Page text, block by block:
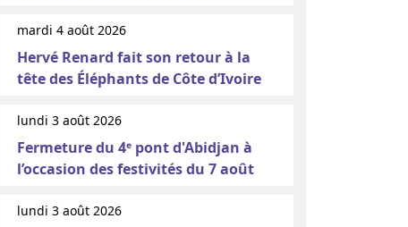
mardi 4 août 2026
Hervé Renard fait son retour à la
tête des Éléphants de Côte d’Ivoire
lundi 3 août 2026
Fermeture du 4ᵉ pont d'Abidjan à
l’occasion des festivités du 7 août
lundi 3 août 2026